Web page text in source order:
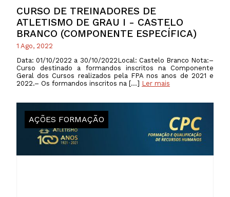
CURSO DE TREINADORES DE
ATLETISMO DE GRAU I - CASTELO
BRANCO (COMPONENTE ESPECÍFICA)
1 Ago, 2022
Data: 01/10/2022 a 30/10/2022Local: Castelo Branco Nota:–
Curso destinado a formandos inscritos na Componente
Geral dos Cursos realizados pela FPA nos anos de 2021 e
2022.– Os formandos inscritos na […] Ler mais
AÇÕES FORMAÇÃO